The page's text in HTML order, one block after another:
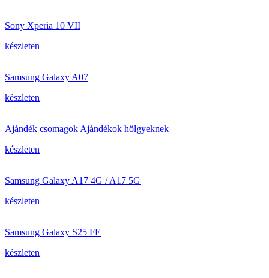
Sony Xperia 10 VII
készleten
Samsung Galaxy A07
készleten
Ajándék csomagok Ajándékok hölgyeknek
készleten
Samsung Galaxy A17 4G / A17 5G
készleten
Samsung Galaxy S25 FE
készleten